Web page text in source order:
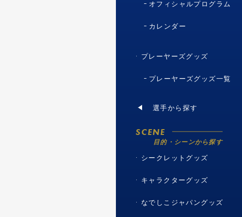
オフィシャルプログラム
カレンダー
プレーヤーズグッズ
プレーヤーズグッズ一覧
選手から探す
SCENE
目的・シーンから探す
シークレットグッズ
キャラクターグッズ
なでしこジャパングッズ